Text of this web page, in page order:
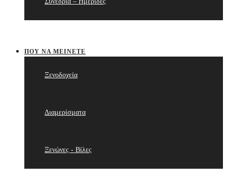
ΠΟΥ ΝΑ ΜΕΊΝΕΤΕ
Ξενοδοχεία
Διαμερίσματα
Ξενώνες - Βίλες